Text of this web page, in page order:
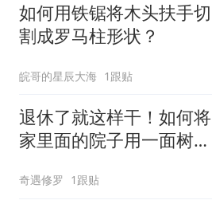
如何用铁锯将木头扶手切
割成罗马柱形状？
皖哥的星辰大海 1跟贴
退休了就这样干！如何将
家里面的院子用一面树桩
奇遇修罗 1跟贴